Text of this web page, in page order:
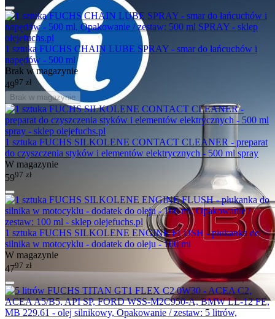
1 sztuka FUCHS CHAIN LUBE SPRAY - smar do łańcuchów i
napędów - 500 ml
Brak w magazynie
4997 zł
Brak w magazynie
1 sztuka FUCHS SILKOLENE CONTACT CLEANER - preparat
do czyszczenia styków i elementów elektrycznych - 500 ml spray
W magazynie
5997 zł
1 sztuka FUCHS SILKOLENE ENGINE FLUSH - płukanka do
silnika w motocyklu - dodatek do oleju - 100 ml
W magazynie
4797 zł